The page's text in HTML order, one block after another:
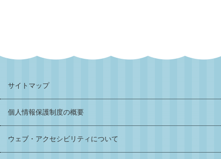
サイトマップ
個人情報保護制度の概要
ウェブ・アクセシビリティについて